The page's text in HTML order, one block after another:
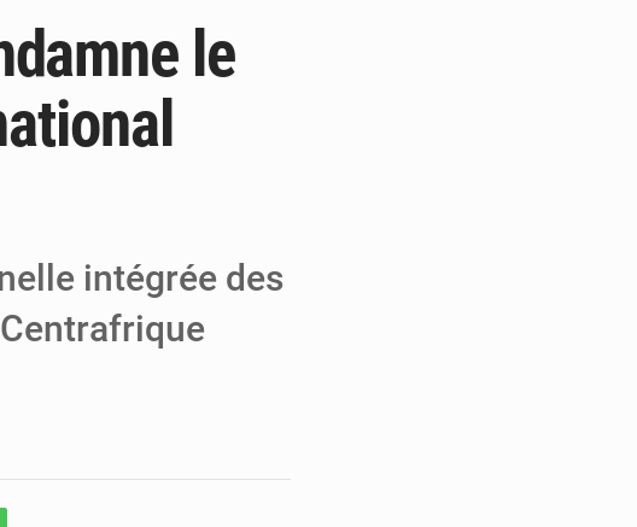
sur la performance
à la MCC de Malbaza
les audiences
le
intégrée des